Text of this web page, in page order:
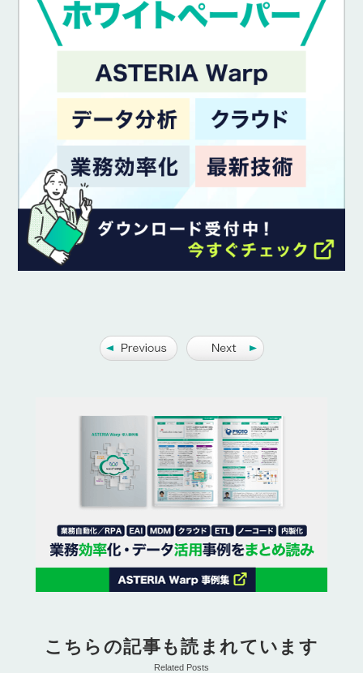
こちらの記事も読まれています
Related Posts